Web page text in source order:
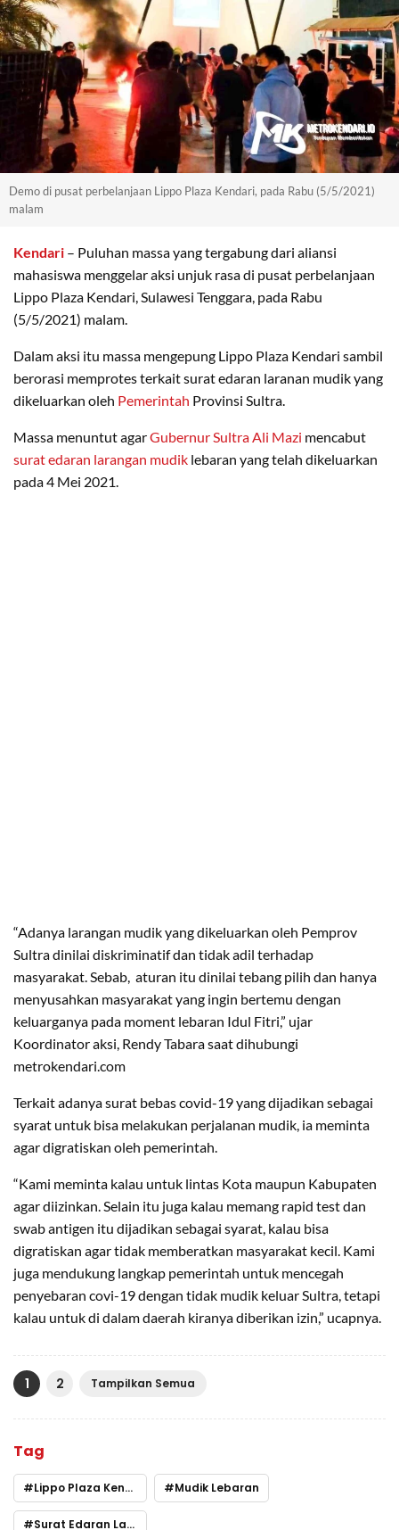
Demo di pusat perbelanjaan Lippo Plaza Kendari, pada Rabu (5/5/2021)
malam
Kendari – Puluhan massa yang tergabung dari aliansi
mahasiswa menggelar aksi unjuk rasa di pusat perbelanjaan
Lippo Plaza Kendari, Sulawesi Tenggara, pada Rabu
(5/5/2021) malam.
Dalam aksi itu massa mengepung Lippo Plaza Kendari sambil
berorasi memprotes terkait surat edaran laranan mudik yang
dikeluarkan oleh Pemerintah Provinsi Sultra.
Massa menuntut agarGubernur Sultra Ali Mazi mencabut
surat edaran larangan mudik lebaran yang telah dikeluarkan
pada 4 Mei 2021.
“Adanya larangan mudik yang dikeluarkan oleh Pemprov
Sultra dinilai diskriminatif dan tidak adil terhadap
masyarakat. Sebab, aturan itu dinilai tebang pilih dan hanya
menyusahkan masyarakat yang ingin bertemu dengan
keluarganya pada moment lebaran Idul Fitri,” ujar
Koordinator aksi, Rendy Tabara saat dihubungi
metrokendari.com
Terkait adanya surat bebas covid-19 yang dijadikan sebagai
syarat untuk bisa melakukan perjalanan mudik, ia meminta
agar digratiskan oleh pemerintah.
“Kami meminta kalau untuk lintas Kota maupun Kabupaten
agar diizinkan. Selain itu juga kalau memang rapid test dan
swab antigen itu dijadikan sebagai syarat, kalau bisa
digratiskan agar tidak memberatkan masyarakat kecil. Kami
juga mendukung langkap pemerintah untuk mencegah
penyebaran covi-19 dengan tidak mudik keluar Sultra, tetapi
kalau untuk di dalam daerah kiranya diberikan izin,” ucapnya.
1 2 Tampilkan Semua
Tag
Lippo Plaza Kendari Mudik Lebaran
Surat Edaran Larangan Mudik